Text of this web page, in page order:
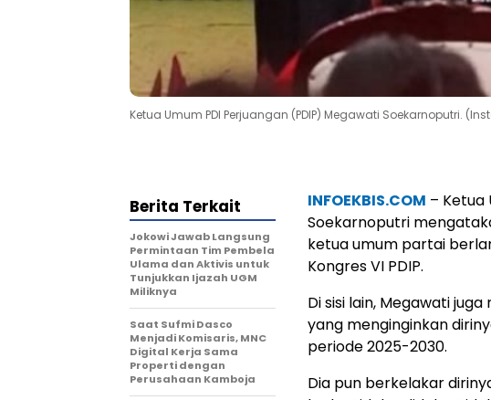
Ketua Umum PDI Perjuangan (PDIP) Megawati Soekarnoputri.
INFOEKBIS.COM – Ketua
Soekarnoputri
ketua umum partai
Kongres VI PDIP.
Di sisi lain, Megawati
yang menginginkan
periode 2025-2030.
Dia pun berkelakar
Berita Terkait
Jokowi Jawab Langsung
Permintaan Tim Pembela
Ulama dan Aktivis untuk
Tunjukkan Ijazah UGM
Miliknya
Saat Sufmi Dasco
Menjadi Komisaris, MNC
Digital Kerja Sama
Properti dengan
Perusahaan Kamboja